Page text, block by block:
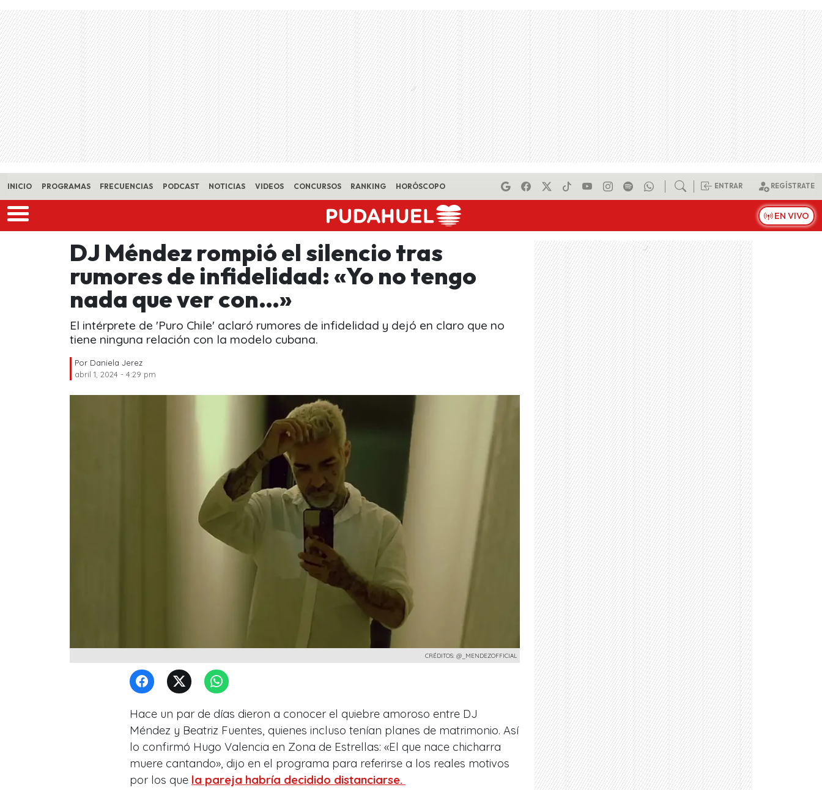
Skip to main content
INICIO PROGRAMAS FRECUENCIAS PODCAST NOTICIAS VIDEOS CONCURSOS RANKING HORÓSCOPO ENTRAR REGÍSTRATE
EN VIVO
DJ Méndez rompió el silencio tras
rumores de infidelidad: «Yo no tengo
nada que ver con…»
El intérprete de 'Puro Chile' aclaró rumores de infidelidad y dejó en claro que no
tiene ninguna relación con la modelo cubana.
Por Daniela Jerez
abril 1, 2024 - 4:29 pm
CRÉDITOS: @_MENDEZOFFICIAL
Hace un par de días dieron a conocer el quiebre amoroso entre DJ
Méndez y Beatriz Fuentes, quienes incluso tenían planes de matrimonio. Así
lo confirmó Hugo Valencia en Zona de Estrellas: «El que nace chicharra
muere cantando», dijo en el programa para referirse a los reales motivos
por los que la pareja habría decidido distanciarse.